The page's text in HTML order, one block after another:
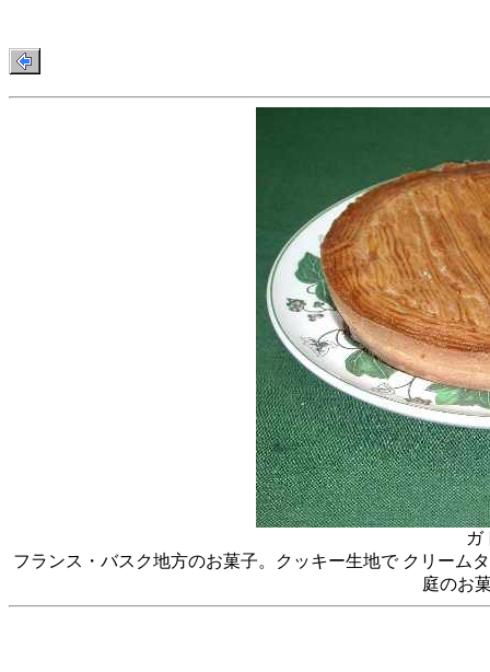
ガ
フランス・バスク地方のお菓子。クッキー生地で クリーム
庭のお